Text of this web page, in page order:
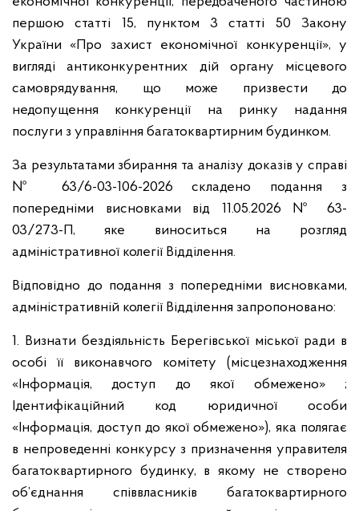
першою статті 15, пунктом 3 статті 50 Закону
України «Про захист економічної конкуренції», у
вигляді антиконкурентних дій органу місцевого
самоврядування, що може призвести до
недопущення конкуренції на ринку надання
послуги з управління багатоквартирним будинком.
За результатами збирання та аналізу доказів у справі
№ 63/6-03-106-2026 складено подання з
попередніми висновками від 11.05.2026 № 63-
03/273-П, яке виноситься на розгляд
адміністративної колегії Відділення.
Відповідно до подання з попередніми висновками,
адміністративній колегії Відділення запропоновано:
1. Визнати бездіяльність Берегівської міської ради в
особі її виконавчого комітету (місцезнаходження
«Інформація, доступ до якої обмежено» ;
Ідентифікаційний код юридичної особи
«Інформація, доступ до якої обмежено»), яка полягає
в непроведенні конкурсу з призначення управителя
багатоквартирного будинку, в якому не створено
об’єднання співвласників багатоквартирного